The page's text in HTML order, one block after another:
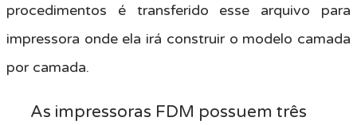
procedimentos é transferido esse arquivo para
impressora onde ela irá construir o modelo camada
por camada.
As impressoras FDM possuem três